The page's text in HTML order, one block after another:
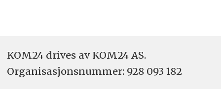
KOM24 drives av KOM24 AS.
Organisasjons­nummer: 928 093 182